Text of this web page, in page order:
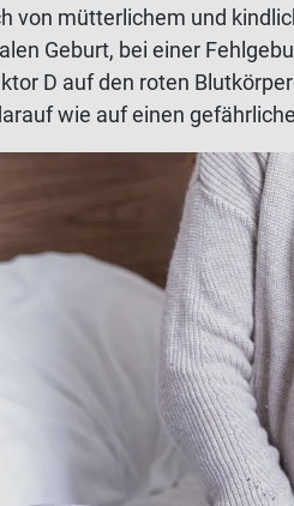
von mütterlichem und
Geburt, bei einer
D auf den roten
wie auf einen